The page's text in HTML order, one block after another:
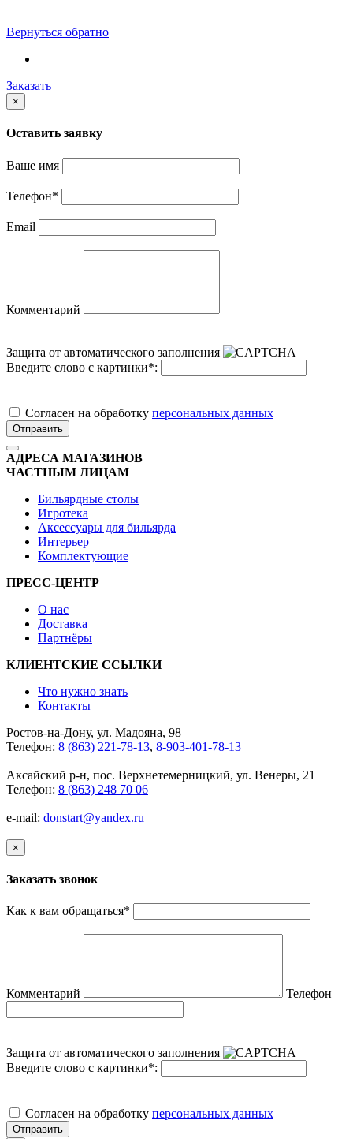
Вернуться обратно
Заказать
×
Оставить заявку
Ваше имя
Телефон*
Email
Комментарий
Защита от автоматического заполнения
Введите слово с картинки*:
Cогласен на обработку персональных данных
Отправить
АДРЕСА МАГАЗИНОВ
ЧАСТНЫМ ЛИЦАМ
Бильярдные столы
Игротека
Аксессуары для бильярда
Интерьер
Комплектующие
ПРЕСС-ЦЕНТР
О нас
Доставка
Партнёры
КЛИЕНТСКИЕ ССЫЛКИ
Что нужно знать
Контакты
Ростов-на-Дону, ул. Мадояна, 98
Телефон: 8 (863) 221-78-13, 8-903-401-78-13
Аксайский р-н, пос. Верхнетемерницкий, ул. Венеры, 21
Телефон: 8 (863) 248 70 06
e-mail: donstart@yandex.ru
×
Заказать звонок
Как к вам обращаться*
Комментарий Телефон
Защита от автоматического заполнения
Введите слово с картинки*:
Cогласен на обработку персональных данных
Отправить